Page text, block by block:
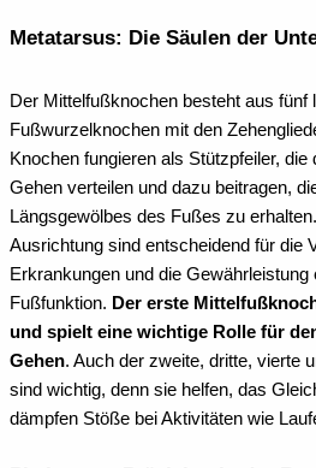
Metatarsus: Die Säulen der
Der Mittelfußknochen besteht aus fünf
Fußwurzelknochen mit den
Knochen fungieren als Stützpfeiler,
Gehen verteilen und dazu beitragen,
Längsgewölbes des Fußes zu
Ausrichtung sind entscheidend für die
Erkrankungen und die
Fußfunktion. Der erste
und spielt eine wichtige Rolle für
Gehen. Auch der zweite, dritte, vierte
sind wichtig, denn sie helfen, das
dämpfen Stöße bei Aktivitäten wie